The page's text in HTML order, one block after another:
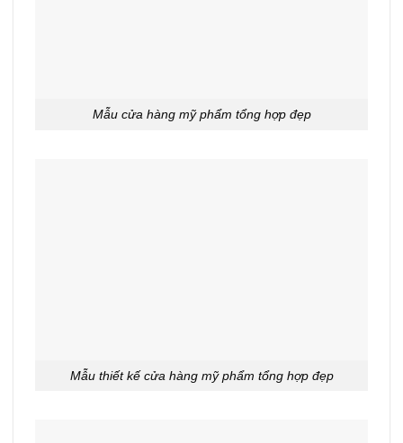
Mẫu cửa hàng mỹ phẩm tổng hợp đẹp
Mẫu thiết kế cửa hàng mỹ phẩm tổng hợp đẹp